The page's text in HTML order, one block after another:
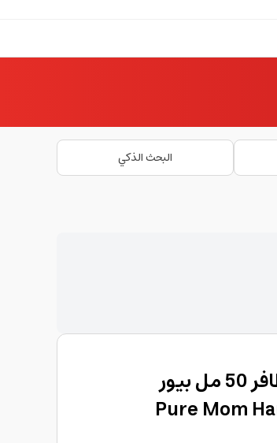
البحث الذكي
كريم لليدين مرطب وعناية بالأظافر 50 مل بيور